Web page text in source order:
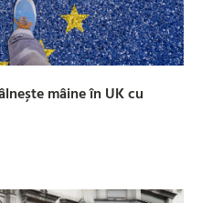
mâine în UK cu